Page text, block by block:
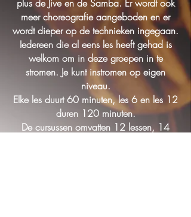
plus de Jive en de Samba. Er wordt ook
meer choreografie aangeboden en er
wordt dieper op de technieken ingegaan.
Iedereen die al eens les heeft gehad is
welkom om in deze groepen in te
stromen. Je kunt instromen op eigen
niveau.
Elke les duurt 60 minuten, les 6 en les 12
duren 120 minuten.
De cursussen omvatten 12 lessen, 14